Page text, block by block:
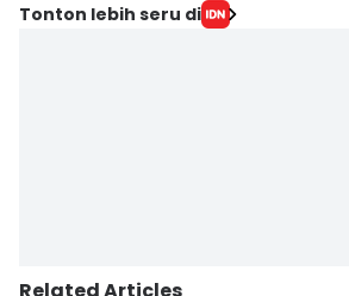
Tonton lebih seru di